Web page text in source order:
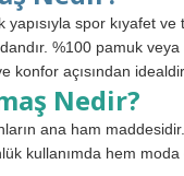
spor kıyafet
%100 pamuk veya
konfor açısından idealdir.
Nedir?
ana ham
kullanımda hem moda